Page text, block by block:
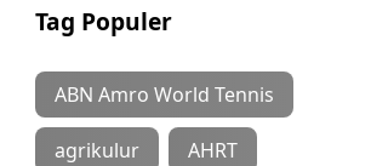
Tag Populer
ABN Amro World Tennis
agrikulur AHRT